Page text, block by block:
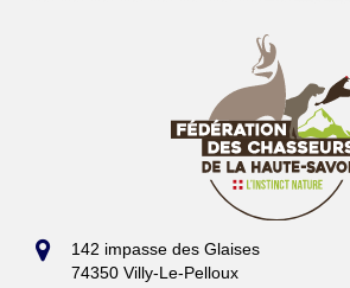
142 impasse des Glaises
74350 Villy-Le-Pelloux